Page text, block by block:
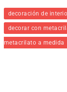
decoración de
decorar con
metacrilato a medida